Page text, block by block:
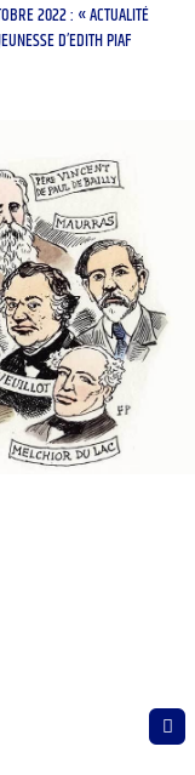
2022 : « ACTUALITÉ
D’EDITH PIAF